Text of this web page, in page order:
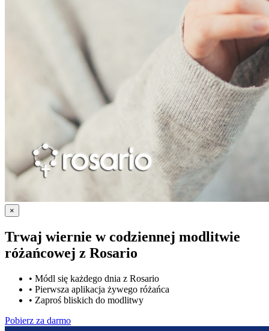
×
Trwaj wiernie w codziennej modlitwie
różańcowej z Rosario
• Módl się każdego dnia z Rosario
• Pierwsza aplikacja żywego różańca
• Zaproś bliskich do modlitwy
Pobierz za darmo